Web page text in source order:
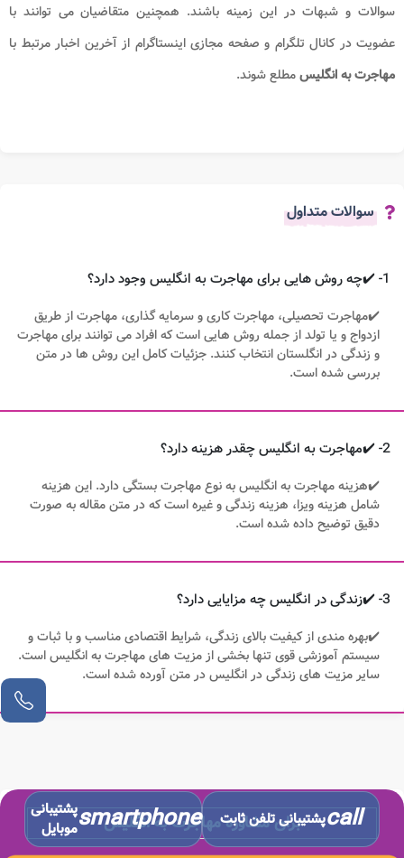
سوالات و شبهات در این زمینه باشند. همچنین متقاضیان می توانند با
عضویت در کانال تلگرام و صفحه مجازی اینستاگرام از آخرین اخبار مرتبط با
مهاجرت به انگلیسمطلع شوند.
سوالات متداول
1- ✔️چه روش هایی برای مهاجرت به انگلیس وجود دارد؟
✔️مهاجرت تحصیلی، مهاجرت کاری و سرمایه گذاری، مهاجرت از طریق
ازدواج و یا تولد از جمله روش هایی است که افراد می توانند برای مهاجرت
و زندگی در انگلستان انتخاب کنند. جزئیات کامل این روش ها در متن
بررسی شده است.
2- ✔️مهاجرت به انگلیس چقدر هزینه دارد؟
✔️هزینه مهاجرت به انگلیس به نوع مهاجرت بستگی دارد. این هزینه
شامل هزینه ویزا، هزینه زندگی و غیره است که در متن مقاله به صورت
دقیق توضیح داده شده است.
3- ✔️زندگی در انگلیس چه مزایایی دارد؟
✔️بهره مندی از کیفیت بالای زندگی، شرایط اقتصادی مناسب و با ثبات و
سیستم آموزشی قوی تنها بخشی از مزیت های مهاجرت به انگلیس است.
سایر مزیت های زندگی در انگلیس در متن آورده شده است.
برای مشاوره مهاجرت به انگلیس callپشتیبانی تلفن ثابت smartphoneپشتیبانی
موبایل